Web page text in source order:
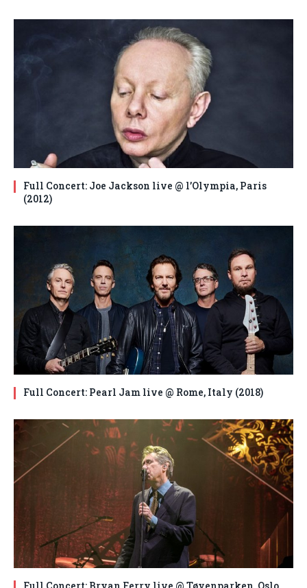
Full Concert: Joe Jackson live @ l’Olympia, Paris
(2012)
Full Concert: Pearl Jam live @ Rome, Italy (2018)